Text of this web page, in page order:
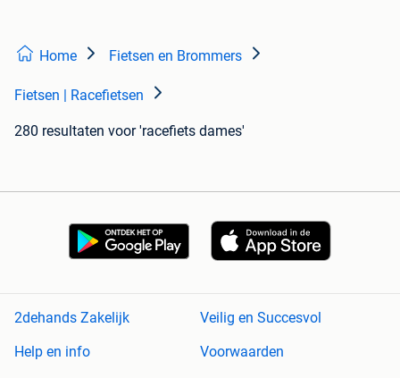
Home Fietsen en Brommers
Fietsen | Racefietsen
280 resultaten voor 'racefiets dames'
2dehands Zakelijk
Veilig en Succesvol
Help en info
Voorwaarden